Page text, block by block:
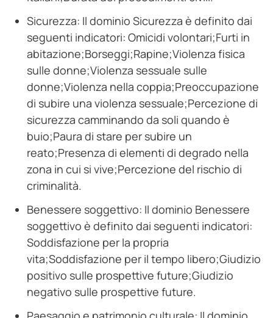
Sicurezza: Il dominio Sicurezza è definito dai
seguenti indicatori: Omicidi volontari;Furti in
abitazione;Borseggi;Rapine;Violenza fisica
sulle donne;Violenza sessuale sulle
donne;Violenza nella coppia;Preoccupazione
di subire una violenza sessuale;Percezione di
sicurezza camminando da soli quando è
buio;Paura di stare per subire un
reato;Presenza di elementi di degrado nella
zona in cui si vive;Percezione del rischio di
criminalità.
Benessere soggettivo: Il dominio Benessere
soggettivo è definito dai seguenti indicatori:
Soddisfazione per la propria
vita;Soddisfazione per il tempo libero;Giudizio
positivo sulle prospettive future;Giudizio
negativo sulle prospettive future.